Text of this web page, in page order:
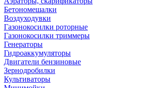
Бетономешалки
Воздуходувки
Газонокосилки роторные
Газонокосилки триммеры
Генераторы
Гидроаккумуляторы
Двигатели бензиновые
Зернодробилки
Культиваторы